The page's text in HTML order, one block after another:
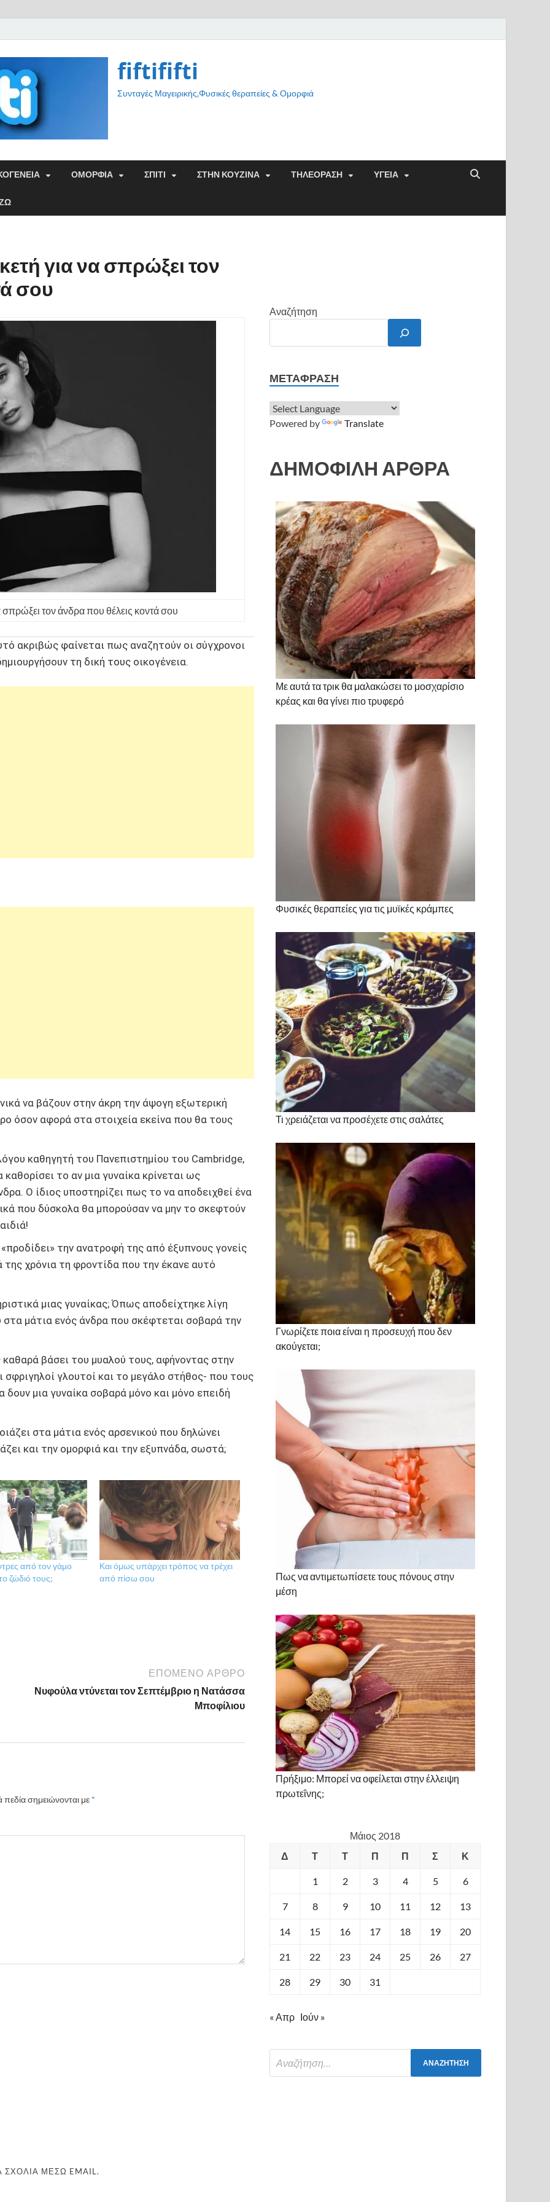
fiftififti
Συνταγές Μαγειρικής,Φυσικές θεραπείες & Ομορφιά
ΟΜΟΡΦΙΑ ΣΠΙΤΙ ΣΤΗΝ ΚΟΥΖΙΝΑ ΤΗΛΕΟΡΑΣΗ ΥΓΕΙΑ
για να σπρώξει τον
σου
σπρώξει τον άνδρα που θέλεις κοντά σου
ακριβώς φαίνεται πως αναζητούν οι σύγχρονοι
τη δική τους οικογένεια.
να βάζουν στην άκρη την άψογη εξωτερική
όσον αφορά στα στοιχεία εκείνα που θα τους
καθηγητή του Πανεπιστημίου του Cambridge,
το αν μια γυναίκα κρίνεται ως
Ο ίδιος υποστηρίζει πως το να αποδειχθεί ένα
που δύσκολα θα μπορούσαν να μην το σκεφτούν
την ανατροφή της από έξυπνους γονείς
χρόνια τη φροντίδα που την έκανε αυτό
μιας γυναίκας; Όπως αποδείχτηκε λίγη
μάτια ενός άνδρα που σκέφτεται σοβαρά την
καθαρά βάσει του μυαλού τους, αφήνοντας στην
γλουτοί και το μεγάλο στήθος- που τους
μια γυναίκα σοβαρά μόνο και μόνο επειδή
στα μάτια ενός αρσενικού που δηλώνει
και την ομορφιά και την εξυπνάδα, σωστά;
από τον γάμο
ζώδιό τους;
Και όμως υπάρχει τρόπος να τρέχει
από πίσω σου
ΕΠΌΜΕΝΟ ΆΡΘΡΟ
Νυφούλα ντύνεται τον Σεπτέμβριο η Νατάσσα
Μποφίλιου
σημειώνονται με *
ΜΈΣΩ EMAIL.
Αναζήτηση
ΜΕΤΆΦΡΑΣΗ
Powered by Translate
ΔΗΜΟΦΙΛΗ ΑΡΘΡΑ
Με αυτά τα τρικ θα μαλακώσει το μοσχαρίσιο
κρέας και θα γίνει πιο τρυφερό
Φυσικές θεραπείες για τις μυϊκές κράμπες
Τι χρειάζεται να προσέχετε στις σαλάτες
Γνωρίζετε ποια είναι η προσευχή που δεν
ακούγεται;
Πως να αντιμετωπίσετε τους πόνους στην
μέση
Πρήξιμο: Μπορεί να οφείλεται στην έλλειψη
πρωτεΐνης;
Μάιος 2018
Δ
Τ Τ Π Π Σ Κ
1 2 3 4 5 6
7 8 9 10 11 12 13
14 15 16 17 18 19 20
21 22 23 24 25 26 27
28 29 30 31
« Απρ Ιούν »